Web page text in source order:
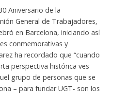
Aniversario de la
General de Trabajadores,
en Barcelona, iniciando así
conmemorativas y
ha recordado que “cuando
perspectiva histórica ves
grupo de personas que se
– para fundar UGT- son los